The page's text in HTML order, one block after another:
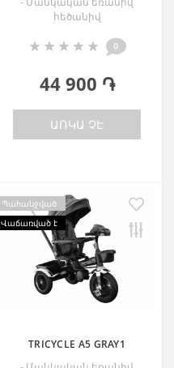
հեծանիվ
0
44 900 ֏
ԱՌԿԱ ՉԷ
Պահանջված
Վաճառված է
TRICYCLE A5 GRAY1